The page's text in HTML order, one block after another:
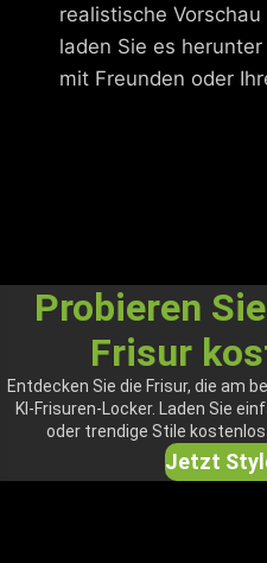
realistische
laden Sie es
mit Freunden oder
Probieren
Frisur
Entdecken Sie die Frisur, die am
KI-Frisuren-Locker. Laden Sie
oder trendige Stile
Jetzt